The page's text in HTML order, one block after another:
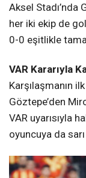
Aksel Stadı’nda
her iki ekip de
0-0 eşitlikle
VAR Kararıyla
Karşılaşmanın
Göztepe’den
VAR uyarısıyla
oyuncuya da